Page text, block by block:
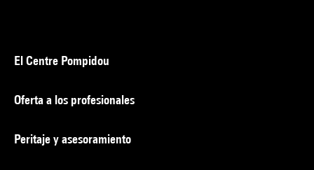
El Centre Pompidou
Oferta a los profesionales
Peritaje y asesoramiento